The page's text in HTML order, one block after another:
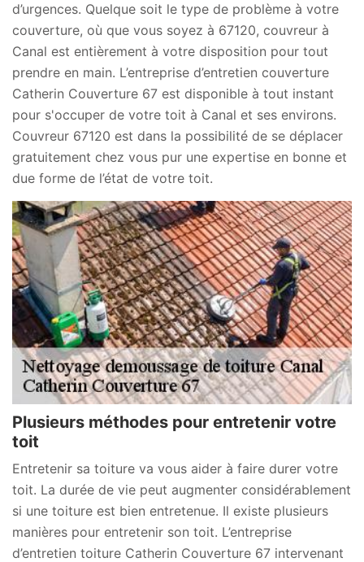
d’urgences. Quelque soit le type de problème à votre
couverture, où que vous soyez à 67120, couvreur à
Canal est entièrement à votre disposition pour tout
prendre en main. L’entreprise d’entretien couverture
Catherin Couverture 67 est disponible à tout instant
pour s'occuper de votre toit à Canal et ses environs.
Couvreur 67120 est dans la possibilité de se déplacer
gratuitement chez vous pur une expertise en bonne et
due forme de l’état de votre toit.
Plusieurs méthodes pour entretenir votre
toit
Entretenir sa toiture va vous aider à faire durer votre
toit. La durée de vie peut augmenter considérablement
si une toiture est bien entretenue. Il existe plusieurs
manières pour entretenir son toit. L’entreprise
d’entretien toiture Catherin Couverture 67 intervenant